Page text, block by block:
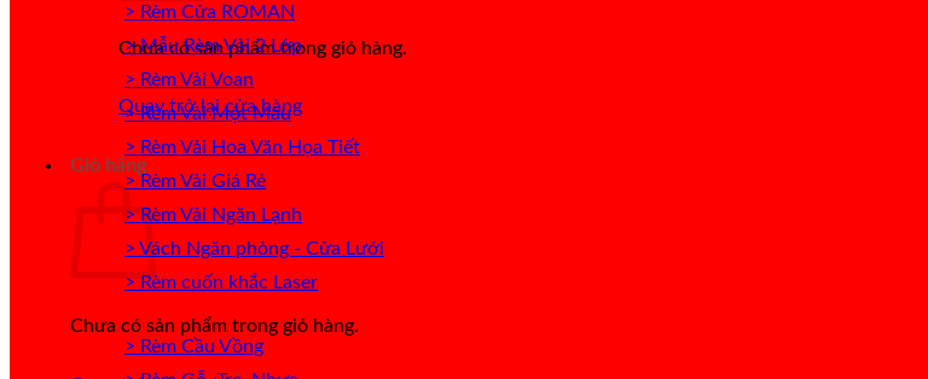
Chưa có sản phẩm trong giỏ hàng.
Quay trở lại cửa hàng
Giỏ hàng
Chưa có sản phẩm trong giỏ hàng.
> Rèm Cửa ROMAN
> Mẫu Rèm Vải 2 Lớp
> Rèm Vải Voan
> Rèm Vải Một Màu
> Rèm Vải Hoa Văn Họa Tiết
> Rèm Vải Giá Rẻ
> Rèm Vải Ngăn Lạnh
> Vách Ngăn phòng - Cửa Lưới
> Rèm cuốn khắc Laser
> Rèm Cầu Vồng